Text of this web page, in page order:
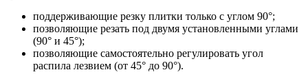
поддерживающие резку плитки только с углом 90°;
позволяющие резать под двумя установленными углами
(90° и 45°);
позволяющие самостоятельно регулировать угол
распила лезвием (от 45° до 90°).